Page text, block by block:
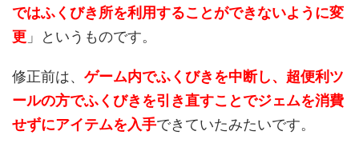
ではふくびき所を利用することができないように変
更 」というものです。
修正前は、 ゲーム内でふくびきを中断し、超便利ツ
ールの方でふくびきを引き直すことでジェムを消費
せずにアイテムを入手できていたみたいです。